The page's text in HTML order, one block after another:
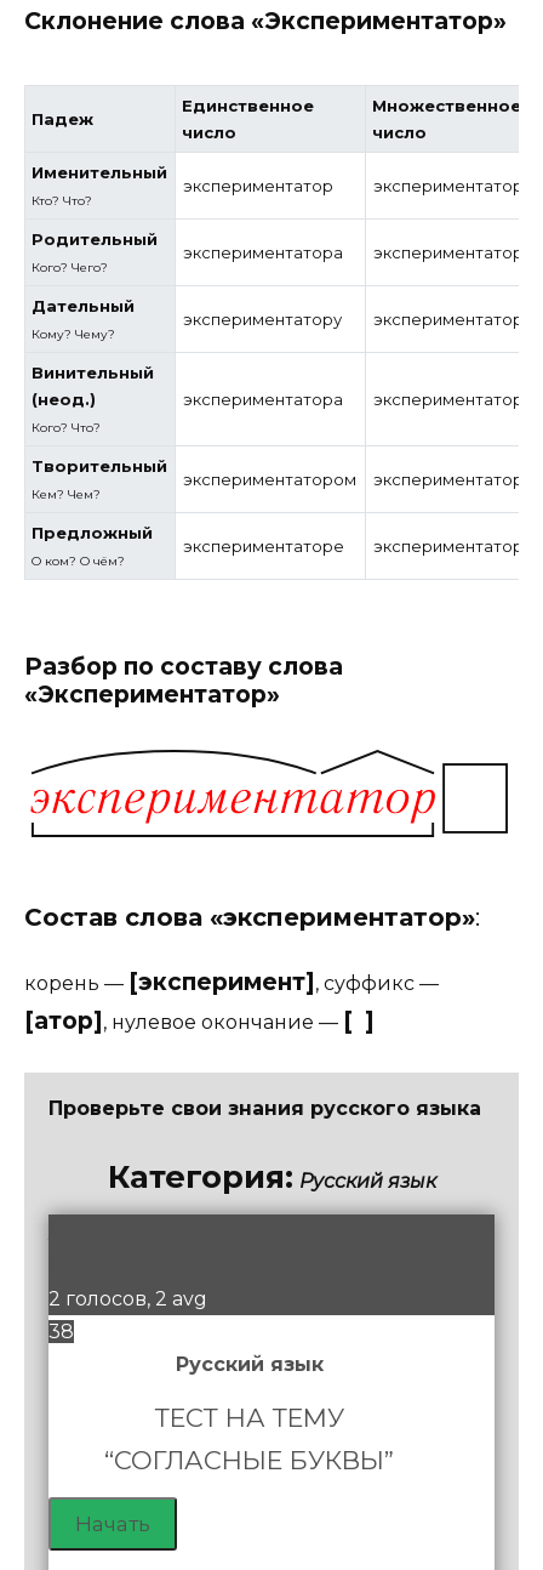
Склонение слова «Экспериментатор»
Падеж
Единственное
число
Множественное
число
Именительный
Кто? Что?
экспериментатор экспериментаторы
Родительный
Кого? Чего?
экспериментатора
Дательный
Кому? Чему?
экспериментатору
Винительный
(неод.)
Кого? Что?
экспериментатора
Творительный
Кем? Чем?
экспериментатором
Предложный
О ком? О чём?
экспериментаторе экспериментаторах
Разбор по составу слова
«Экспериментатор»
Состав слова «экспериментатор»:
корень — [эксперимент], суффикс —
[атор], нулевое окончание — [ ]
Проверьте свои знания русского языка
Категория: Русский язык
2 голосов, 2 avg
38
Русский язык
ТЕСТ НА ТЕМУ
“СОГЛАСНЫЕ БУКВЫ”